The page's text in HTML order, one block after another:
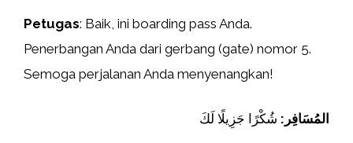
Petugas: Baik, ini boarding pass Anda.
Penerbangan Anda dari gerbang (gate) nomor 5.
Semoga perjalanan Anda menyenangkan!
المُسَافِر: شُكْرًا جَزِيلًا لَكَ